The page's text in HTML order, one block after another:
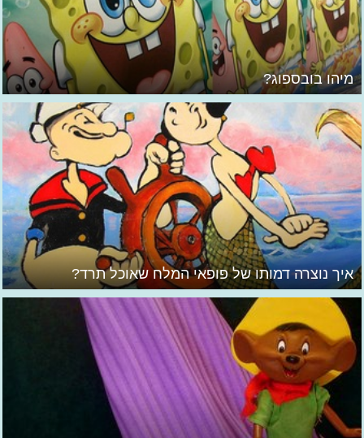
מיהו בובספוג?
איך נוצרה דמותו של פופאי המלח שאוכל תרד?